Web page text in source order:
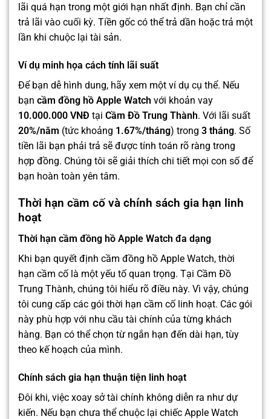
lãi quá hạn trong một giới hạn nhất định. Bạn chỉ cần
trả lãi vào cuối kỳ. Tiền gốc có thể trả dần hoặc trả một
lần khi chuộc lại tài sản.
Ví dụ minh họa cách tính lãi suất
Để bạn dễ hình dung, hãy xem một ví dụ cụ thể. Nếu
bạn cầm đồng hồ Apple Watch với khoản vay
10.000.000 VNĐ tại Cầm Đồ Trung Thành. Với lãi suất
20%/năm (tức khoảng 1.67%/tháng) trong 3 tháng. Số
tiền lãi bạn phải trả sẽ được tính toán rõ ràng trong
hợp đồng. Chúng tôi sẽ giải thích chi tiết mọi con số để
bạn hoàn toàn yên tâm.
Thời hạn cầm cố và chính sách gia hạn linh
hoạt
Thời hạn cầm đồng hồ Apple Watch đa dạng
Khi bạn quyết định cầm đồng hồ Apple Watch, thời
hạn cầm cố là một yếu tố quan trọng. Tại Cầm Đồ
Trung Thành, chúng tôi hiểu rõ điều này. Vì vậy, chúng
tôi cung cấp các gói thời hạn cầm cố linh hoạt. Các gói
này phù hợp với nhu cầu tài chính của từng khách
hàng. Bạn có thể chọn từ ngắn hạn đến dài hạn, tùy
theo kế hoạch của mình.
Chính sách gia hạn thuận tiện linh hoạt
Đôi khi, việc xoay sở tài chính không diễn ra như dự
kiến. Nếu bạn chưa thể chuộc lại chiếc Apple Watch